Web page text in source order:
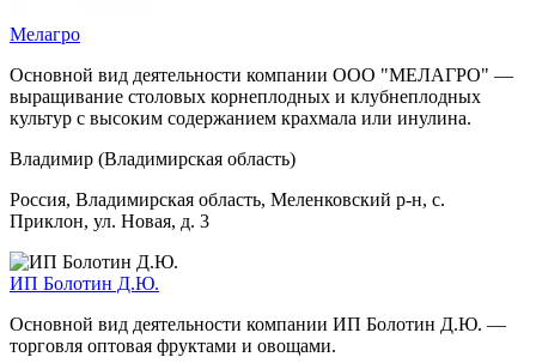
Мелагро
Основной вид деятельности компании ООО "МЕЛАГРО" —
выращивание столовых корнеплодных и клубнеплодных
культур с высоким содержанием крахмала или инулина.
Владимир (Владимирская область)
Россия, Владимирская область, Меленковский р-н, с.
Приклон, ул. Новая, д. 3
ИП Болотин Д.Ю.
Основной вид деятельности компании ИП Болотин Д.Ю. —
торговля оптовая фруктами и овощами.